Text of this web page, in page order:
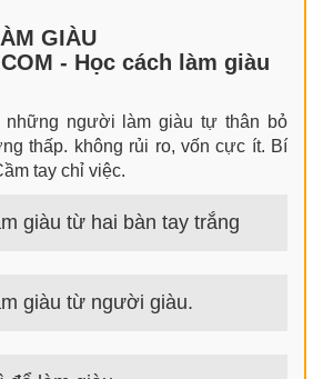
GIÀU
- Học cách làm giàu
những người làm giàu tự thân bỏ
thấp. không rủi ro, vốn cực ít. Bí
tay chỉ việc.
giàu từ hai bàn tay trắng
ngờ. Bạn có thể thành công ngay
tay.
giàu từ người giàu.
giàu. Bạn sẽ có được góc nhìn đa